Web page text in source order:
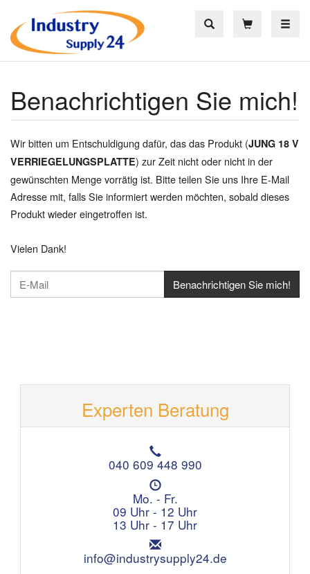
Benachrichtigen Sie mich!
Wir bitten um Entschuldigung dafür, das das Produkt (JUNG 18 V
VERRIEGELUNGSPLATTE) zur Zeit nicht oder nicht in der
gewünschten Menge vorrätig ist. Bitte teilen Sie uns Ihre E-Mail
Adresse mit, falls Sie informiert werden möchten, sobald dieses
Produkt wieder eingetroffen ist.
Vielen Dank!
Experten Beratung
T
e
e
o
n
:
040 609 448 990
Ö
f
n
u
n
g
Mo. - Fr.
09 Uhr - 12 Uhr
13 Uhr - 17 Uhr
E
m
info@industrysupply24.de